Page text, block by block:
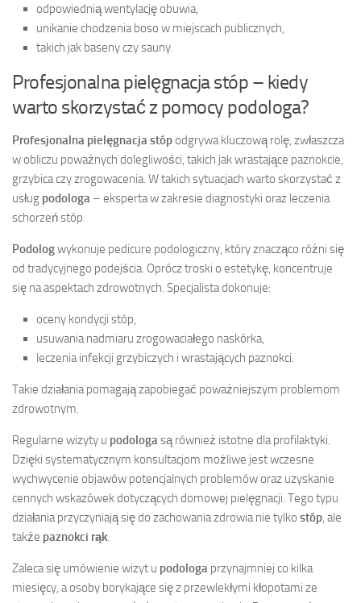
odpowiednią wentylację obuwia,
unikanie chodzenia boso w miejscach publicznych,
takich jak baseny czy sauny.
Profesjonalna pielęgnacja stóp – kiedy
warto skorzystać z pomocy podologa?
Profesjonalna pielęgnacja stópodgrywa kluczową rolę, zwłaszcza
w obliczu poważnych dolegliwości, takich jak wrastające paznokcie,
grzybica czy zrogowacenia. W takich sytuacjach warto skorzystać z
usług podologa – eksperta w zakresie diagnostyki oraz leczenia
schorzeń stóp.
Podologwykonuje pedicure podologiczny, który znacząco różni się
od tradycyjnego podejścia. Oprócz troski o estetykę, koncentruje
się na aspektach zdrowotnych. Specjalista dokonuje:
oceny kondycji stóp,
usuwania nadmiaru zrogowaciałego naskórka,
leczenia infekcji grzybiczych i wrastających paznokci.
Takie działania pomagają zapobiegać poważniejszym problemom
zdrowotnym.
Regularne wizyty u podologasą również istotne dla profilaktyki.
Dzięki systematycznym konsultacjom możliwe jest wczesne
wychwycenie objawów potencjalnych problemów oraz uzyskanie
cennych wskazówek dotyczących domowej pielęgnacji. Tego typu
działania przyczyniają się do zachowania zdrowia nie tylko stóp, ale
także paznokci rąk.
Zaleca się umówienie wizyt u podologa przynajmniej co kilka
miesięcy, a osoby borykające się z przewlekłymi kłopotami ze